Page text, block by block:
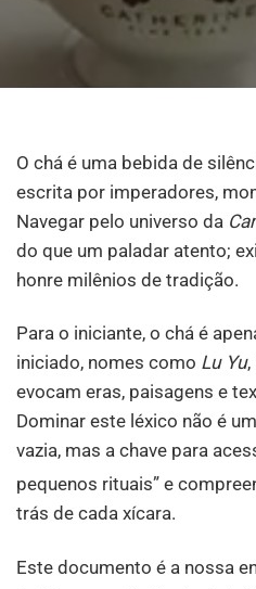
O chá é uma bebida de
escrita por imperadores,
Navegar pelo universo da
do que um paladar atento;
honre milênios de tradição.
Para o iniciante, o chá é
iniciado, nomes como Lu Yu,
evocam eras, paisagens e
Dominar este léxico não é
vazia, mas a chave para
pequenos rituais” e
trás de cada xícara.
Este documento é a nossa